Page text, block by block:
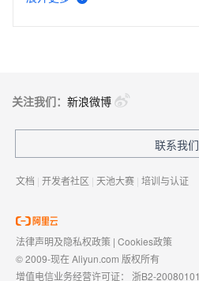
.online域名
.cc域名
具有商业潜力的国别顶级域名
关注我们： 新浪微博
联系我们
文档 | 开发者社区 | 天池大赛 | 培训与认证
法律声明及隐私权政策 | Cookies政策
© 2009-现在 Aliyun.com 版权所有
增值电信业务经营许可证： 浙B2-20080101